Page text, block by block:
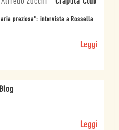
preziosa": intervista a Rossella
Leggi
Leggi